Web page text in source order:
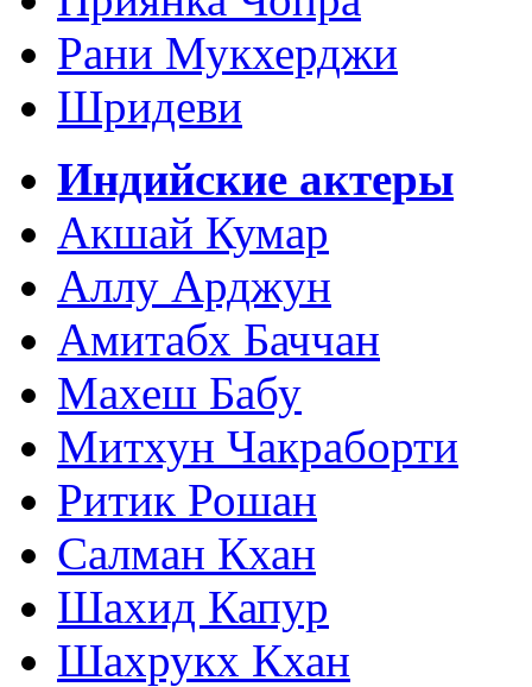
Рани Мукхерджи
Шридеви
Индийские актеры
Акшай Кумар
Аллу Арджун
Амитабх Баччан
Махеш Бабу
Митхун Чакраборти
Ритик Рошан
Салман Кхан
Шахид Капур
Шахрукх Кхан